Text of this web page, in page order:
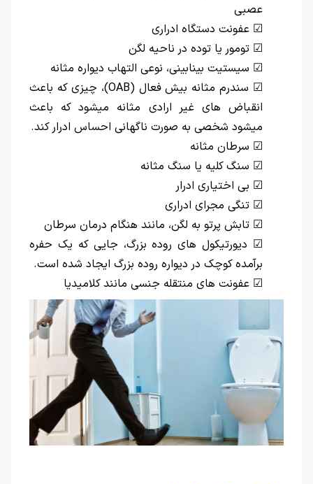
عصبی
☑ عفونت دستگاه ادراری
☑ تومور یا توده در ناحیه لگن
☑ سیستیت بینابینی، نوعی التهاب دیواره مثانه
☑ سندرم مثانه بیش فعال (OAB)، چیزی که باعث
انقباض های غیر ارادی مثانه میشود که باعث
میشود شخصی به صورت ناگهانی احساس ادرار کند.
☑ سرطان مثانه
☑ سنگ کلیه یا سنگ مثانه
☑ بی اختیاری ادرار
☑ تنگی مجرای ادراری
☑ تابش پرتو به لگن، مانند هنگام درمان سرطان
☑ دیورتیکول های روده بزرگ، جایی که یک حفره
برآمده کوچک در دیواره روده بزرگ ایجاد شده است.
☑ عفونت های منتقله جنسی مانند کلامیدیا